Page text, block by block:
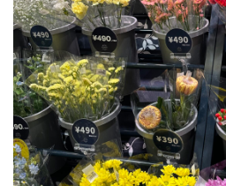
ら
徒
歩
約
5
分、
「ピ